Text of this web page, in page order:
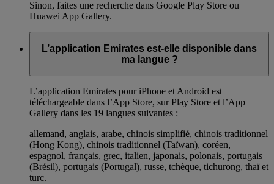
Sinon, faites une recherche dans Google Play Store ou
Huawei App Gallery.
L’application Emirates est-elle disponible dans
ma langue ?
L’application Emirates pour iPhone et Android est
téléchargeable dans l’App Store, sur Play Store et l’App
Gallery dans les 19 langues suivantes :
allemand, anglais, arabe, chinois simplifié, chinois traditionnel
(Hong Kong), chinois traditionnel (Taïwan), coréen,
espagnol, français, grec, italien, japonais, polonais, portugais
(Brésil), portugais (Portugal), russe, tchèque, tichurong, thaï et
turc.